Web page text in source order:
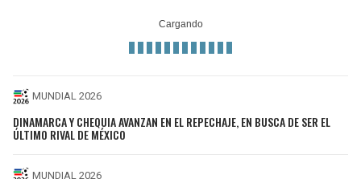
MUNDIAL 2026
DINAMARCA Y CHEQUIA AVANZAN EN EL REPECHAJE, EN BUSCA DE SER EL
ÚLTIMO RIVAL DE MÉXICO
MUNDIAL 2026